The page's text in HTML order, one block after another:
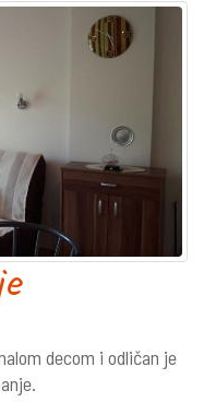
decom i odličan je